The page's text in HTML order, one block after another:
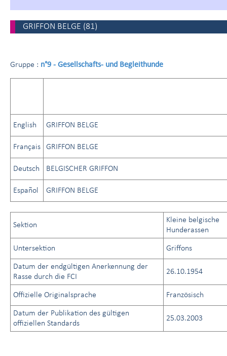
GRIFFON BELGE (81)
Gruppe : n°9 - Gesellschafts- und Begleithunde
English GRIFFON BELGE
Français GRIFFON BELGE
Deutsch BELGISCHER GRIFFON
Español GRIFFON BELGE
Sektion
Kleine belgische
Hunderassen
Untersektion Griffons
Datum der endgültigen Anerkennung der
Rasse durch die FCI
26.10.1954
Offizielle Originalsprache Französisch
Datum der Publikation des gültigen
offiziellen Standards
25.03.2003